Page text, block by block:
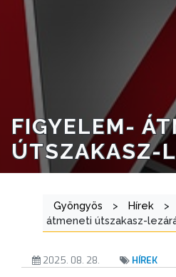
AZ
ÖNKORMÁNYZAT
KÉPVISELŐ-
TESTÜLET
A
VÁROSRENDÉSZET
TÁJÉKOZTATÓK
FIGYELEM-
ÚTSZAKASZ-
Gyöngyös > Hírek >
átmeneti útszakasz-
2025. 08. 28. HÍREK